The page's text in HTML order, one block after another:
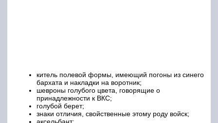
китель полевой формы, имеющий погоны из синего
бархата и накладки на воротник;
шевроны голубого цвета, говорящие о
принадлежности к ВКС;
голубой берет;
знаки отличия, свойственные этому роду войск;
аксельбант;